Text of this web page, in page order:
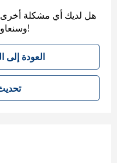
هل لديك أي مشكلة أخرى؟
وسنعاود التواصل معك. شكرًا على صبرك!
العودة إلى
تحديث الصفحة